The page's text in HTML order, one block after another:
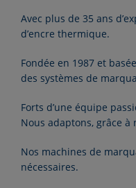
Avec plus de 35 ans
d’encre thermique.
Fondée en 1987 et
des systèmes de
Forts d’une équipe
Nous adaptons, grâce
Nos machines de
nécessaires.